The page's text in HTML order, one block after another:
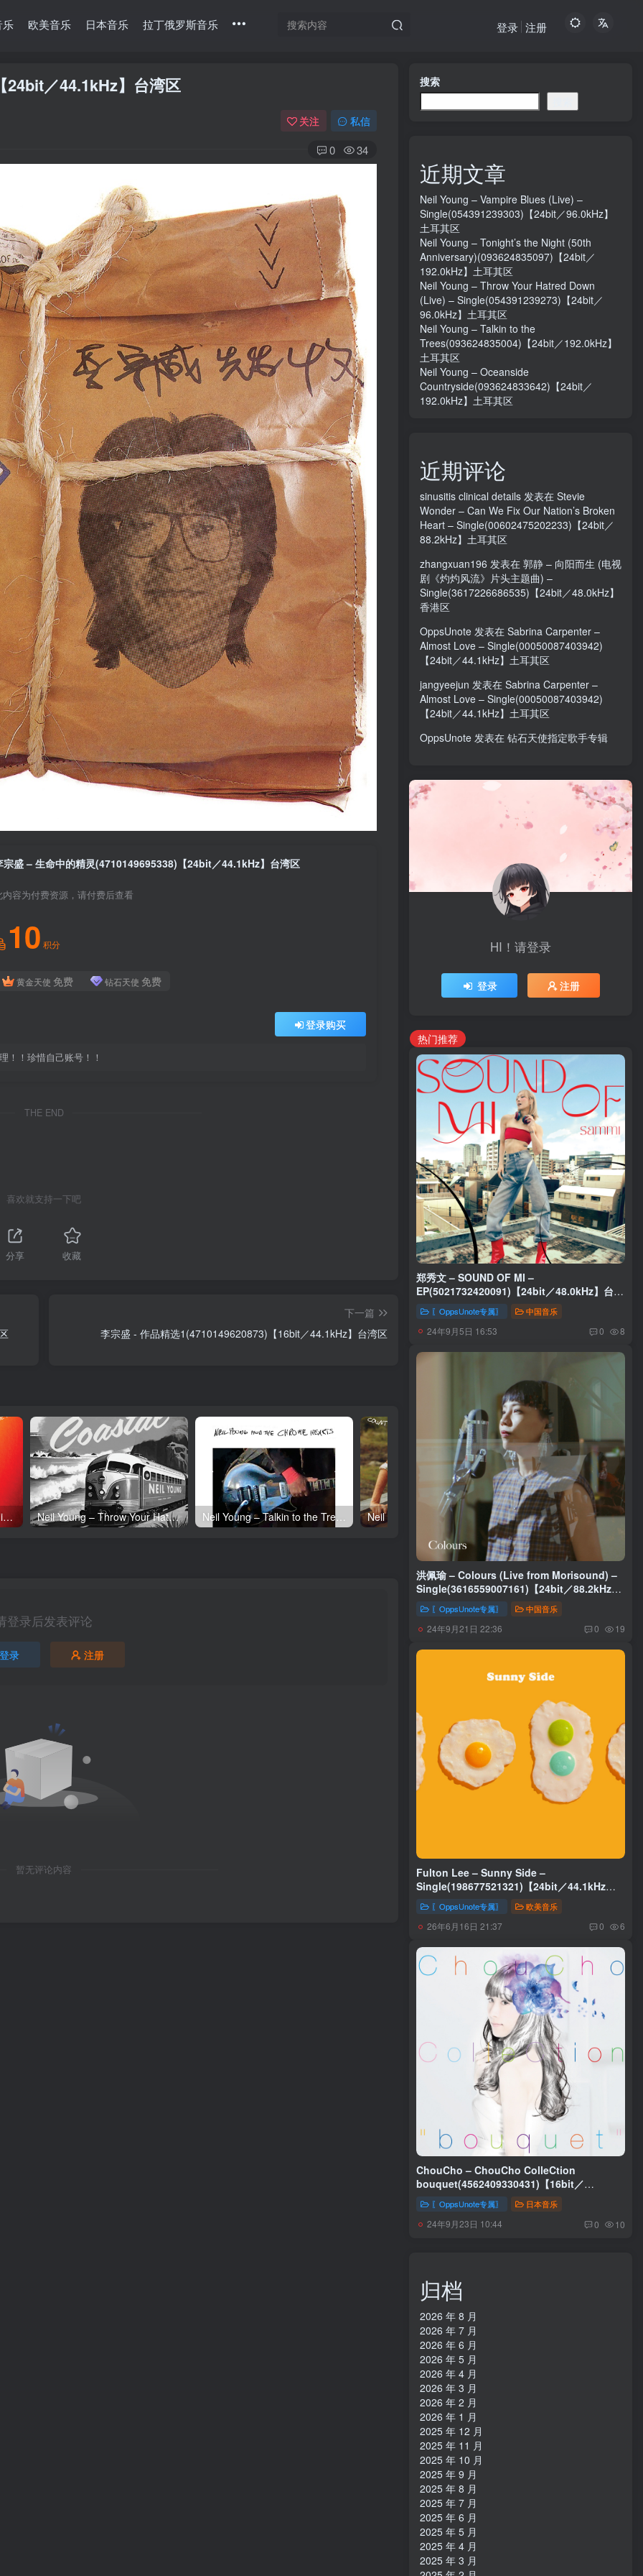
乐 欧美音乐 日本音乐 拉丁俄罗斯音乐 登录 注册
24bit／44.1kHz】台湾区
关注 私信
0 34
宗盛 – 生命中的精灵(4710149695338)【24bit／44.1kHz】台湾区
内容为付费资源，请付费后查看
10 积分
黄金天使 免费 钻石天使 免费
登录购买
！！珍惜自己账号！！
THE END
喜欢就支持一下吧
分享 收藏
下一篇
李宗盛 - 作品精选1(4710149620873)【16bit／44.1kHz】台湾区
Neil Young – Tonight’s the Night (50th Anniversary)(093624835097)【24bit／192.0kHz】土耳其区 Neil Young – Throw Your Hatred Down (Live) – Single(054391239273)【24bit／96.0kHz】土耳其区 Neil Young – Talkin to the Trees(093624835004)【24bit／192.0kHz】土耳其区 Neil Young – Oceanside Countryside(093624833642)【24bit／192.0kHz】土耳其区
登录后发表评论
登录 注册
暂无评论内容
搜索
近期文章
Neil Young – Vampire Blues (Live) –
Single(054391239303)【24bit／96.0kHz】
土耳其区
Neil Young – Tonight’s the Night (50th
Anniversary)(093624835097)【24bit／
192.0kHz】土耳其区
Neil Young – Throw Your Hatred Down
(Live) – Single(054391239273)【24bit／
96.0kHz】土耳其区
Neil Young – Talkin to the
Trees(093624835004)【24bit／192.0kHz】
土耳其区
Neil Young – Oceanside
Countryside(093624833642)【24bit／
192.0kHz】土耳其区
近期评论
sinusitis clinical details 发表在 Stevie
Wonder – Can We Fix Our Nation’s Broken
Heart – Single(00602475202233)【24bit／
88.2kHz】土耳其区
zhangxuan196 发表在 郭静 – 向阳而生 (电视
剧《灼灼风流》片头主题曲) –
Single(3617226686535)【24bit／48.0kHz】
香港区
OppsUnote 发表在 Sabrina Carpenter –
Almost Love – Single(00050087403942)
【24bit／44.1kHz】土耳其区
jangyeejun 发表在 Sabrina Carpenter –
Almost Love – Single(00050087403942)
【24bit／44.1kHz】土耳其区
OppsUnote 发表在 钻石天使指定歌手专辑
HI！请登录
登录 注册
热门推荐
郑秀文 – SOUND OF MI –
EP(5021732420091)【24bit／48.0kHz】台湾
〖OppsUnote专属〗 中国音乐
24年9月5日 16:53 0 8
洪佩瑜 – Colours (Live from Morisound) –
Single(3616559007161)【24bit／88.2kHz】
台湾区〖OppsUnote专属〗 中国音乐
24年9月21日 22:36 0 19
Fulton Lee – Sunny Side –
Single(198677521321)【24bit／44.1kHz】
土耳其区
〖OppsUnote专属〗 欧美音乐
26年6月16日 21:37 0 6
ChouCho – ChouCho ColleCtion
bouquet(4562409330431)【16bit／
44.1kHz】日本区
〖OppsUnote专属〗 日本音乐
24年9月23日 10:44 0 10
归档
2026 年 8 月
2026 年 7 月
2026 年 6 月
2026 年 5 月
2026 年 4 月
2026 年 3 月
2026 年 2 月
2026 年 1 月
2025 年 12 月
2025 年 11 月
2025 年 10 月
2025 年 9 月
2025 年 8 月
2025 年 7 月
2025 年 6 月
2025 年 5 月
2025 年 4 月
2025 年 3 月